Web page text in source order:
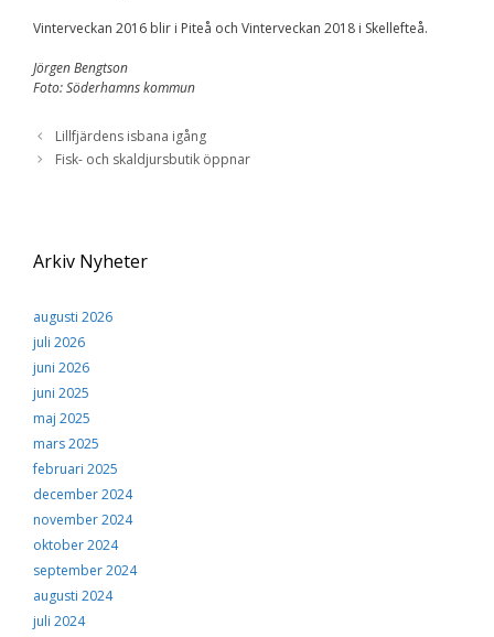
Vinterveckan 2016 blir i Piteå och Vinterveckan 2018 i Skellefteå.
Jörgen Bengtson
Foto: Söderhamns kommun
Lillfjärdens isbana igång
Fisk- och skaldjursbutik öppnar
Arkiv Nyheter
augusti 2026
juli 2026
juni 2026
juni 2025
maj 2025
mars 2025
februari 2025
december 2024
november 2024
oktober 2024
september 2024
augusti 2024
juli 2024
och ditt beteende när